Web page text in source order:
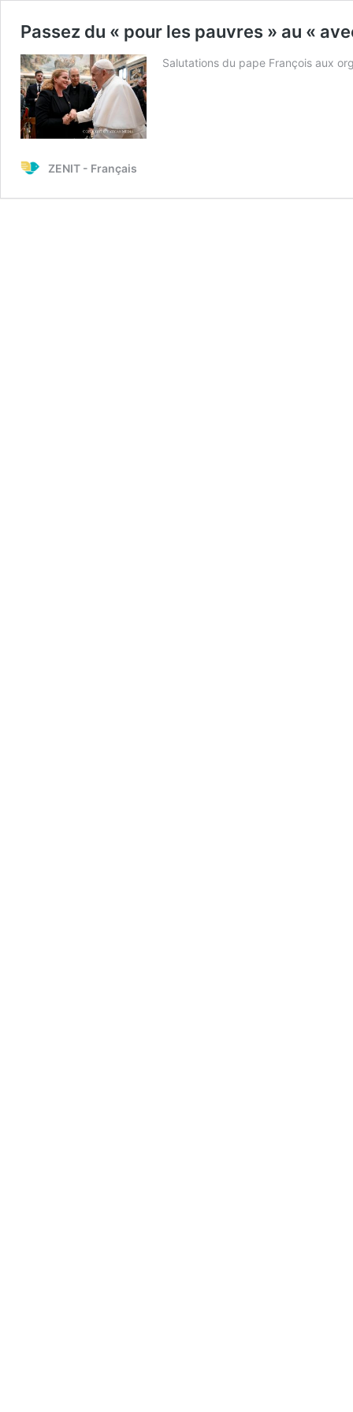
Passez du « pour les pauvres » au «
Salutations du pape François aux
ZENIT - Français